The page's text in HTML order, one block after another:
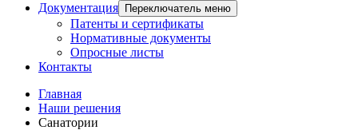
Документация
Переключатель меню
Патенты и сертификаты
Нормативные документы
Опросные листы
Контакты
Главная
Наши решения
Санатории